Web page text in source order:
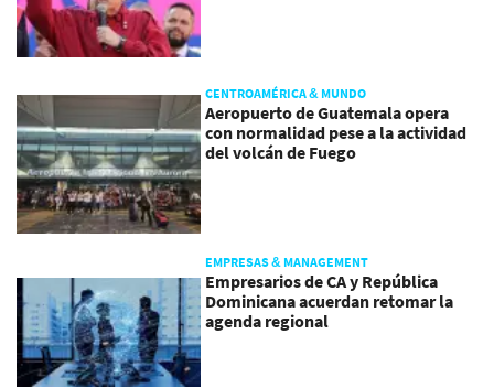
CENTROAMÉRICA & MUNDO
Aeropuerto de Guatemala opera
con normalidad pese a la actividad
del volcán de Fuego
EMPRESAS & MANAGEMENT
Empresarios de CA y República
Dominicana acuerdan retomar la
agenda regional